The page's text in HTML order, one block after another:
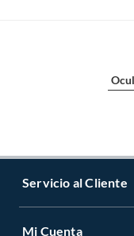
Servicio al Cliente
Contáctanos
Mi Cuenta